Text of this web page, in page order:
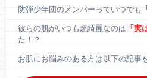
防弾少年団のメンバーっていつでも
彼らの肌がいつも超綺麗なのは 「実
た！？
お肌にお悩みのある方は以下の記事